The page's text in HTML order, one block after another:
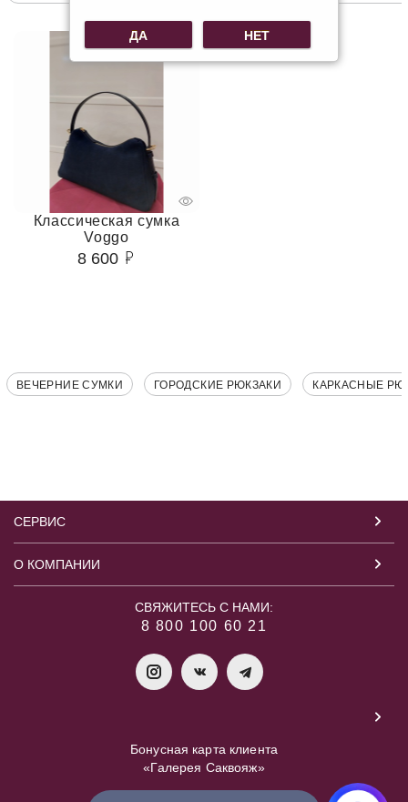
Классическая сумка
Voggo
8 600
ВЕЧЕРНИЕ СУМКИ ГОРОДСКИЕ РЮКЗАКИ КАРКАСНЫЕ
СЕРВИС
О КОМПАНИИ
СВЯЖИТЕСЬ С НАМИ:
8 800 100 60 21
Бонусная карта клиента
«Галерея Саквояж»
ДА НЕТ